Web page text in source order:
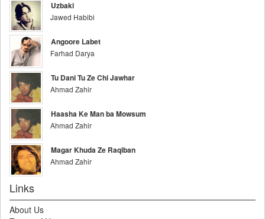
Uzbaki
Jawed Habibi
Angoore Labet
Farhad Darya
Tu Dani Tu Ze Chi Jawhar
Ahmad Zahir
Haasha Ke Man ba Mowsum
Ahmad Zahir
Magar Khuda Ze Raqiban
Ahmad Zahir
Links
About Us